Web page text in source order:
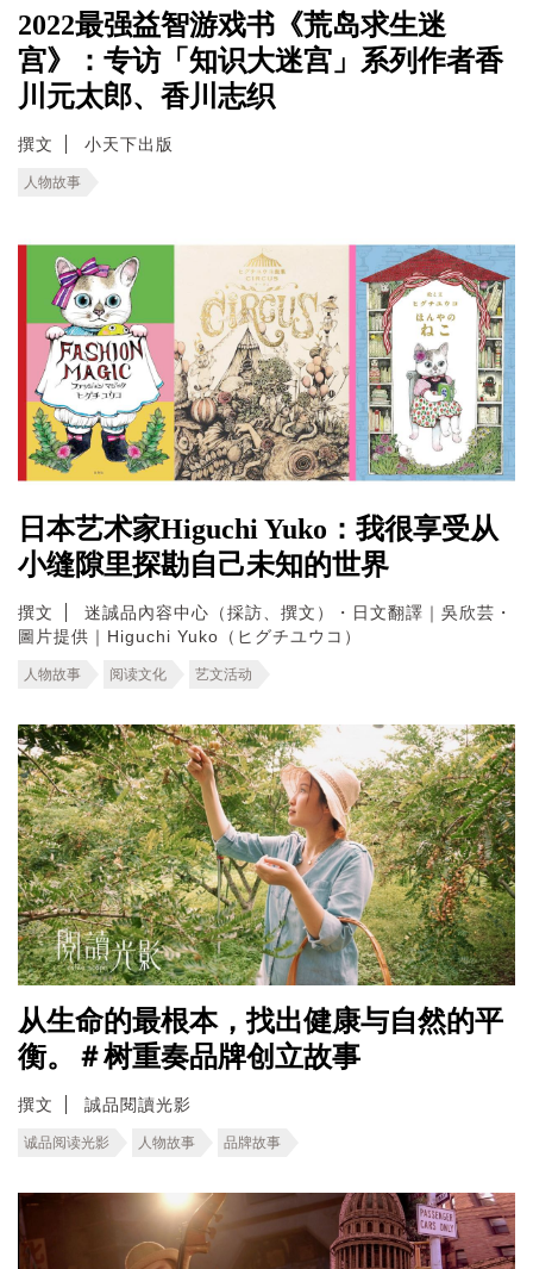
2022最强益智游戏书《荒岛求生迷
宫》：专访「知识大迷宫」系列作者香
川元太郎、香川志织
撰文 小天下出版
人物故事
日本艺术家Higuchi Yuko：我很享受从
小缝隙里探勘自己未知的世界
撰文
迷誠品內容中心（採訪、撰文）・日文翻譯｜吳欣芸・
圖片提供｜Higuchi Yuko（ヒグチユウコ）
人物故事 阅读文化 艺文活动
从生命的最根本，找出健康与自然的平
衡。＃树重奏品牌创立故事
撰文 誠品閱讀光影
诚品阅读光影 人物故事 品牌故事